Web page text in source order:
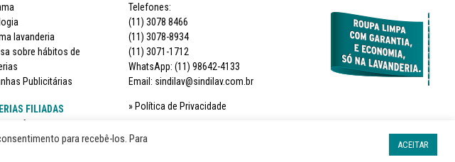
lavanderia
sobre hábitos de
Publicitárias
FILIADAS
faz parte
Telefones:
(11) 3078 8466
(11) 3078-8934
(11) 3071-1712
WhatsApp: (11) 98642-4133
Email: sindilav@sindilav.com.br
Política de Privacidade
SIGA-NOS
para recebê-los. Para
ACEITAR